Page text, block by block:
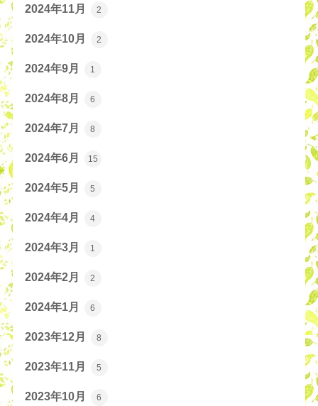
2024年11月 2
2024年10月 2
2024年9月 1
2024年8月 6
2024年7月 8
2024年6月 15
2024年5月 5
2024年4月 4
2024年3月 1
2024年2月 2
2024年1月 6
2023年12月 8
2023年11月 5
2023年10月 6